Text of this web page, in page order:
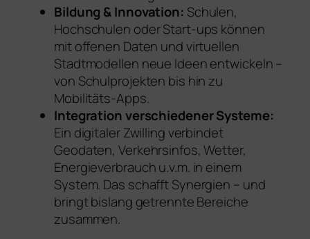
Bildung & Innovation: Schulen,
Hochschulen oder Start-ups können
mit offenen Daten und virtuellen
Stadtmodellen neue Ideen entwickeln –
von Schulprojekten bis hin zu
Mobilitäts-Apps.
Integration verschiedener Systeme:
Ein digitaler Zwilling verbindet
Geodaten, Verkehrsinfos, Wetter,
Energieverbrauch u.v.m. in einem
System. Das schafft Synergien – und
bringt bislang getrennte Bereiche
zusammen.